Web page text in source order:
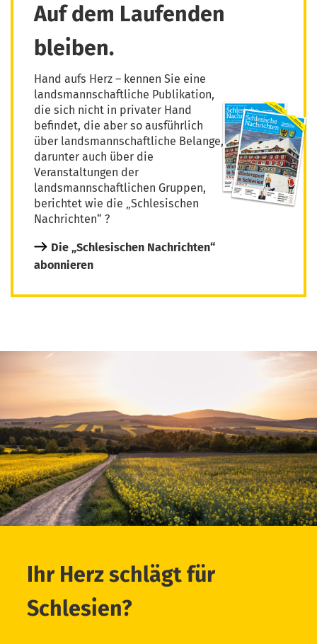
Auf dem Laufenden
bleiben.
Hand aufs Herz – kennen Sie eine
landsmannschaftliche Publikation,
die sich nicht in privater Hand
befindet, die aber so ausführlich
über landsmannschaftliche Belange,
darunter auch über die
Veranstaltungen der
landsmannschaftlichen Gruppen,
berichtet wie die „Schlesischen
Nachrichten“ ?
Die „Schlesischen Nachrichten“
abonnieren
Ihr Herz schlägt für
Schlesien?